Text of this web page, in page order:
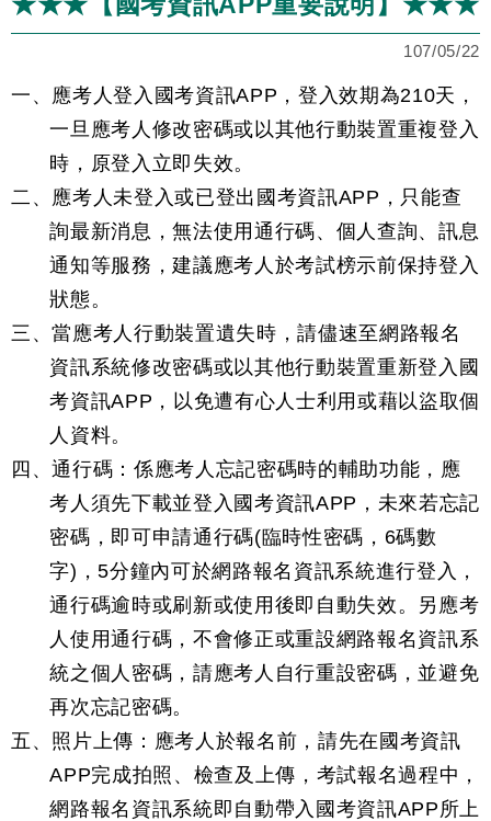
107/05/22
一、應考人登入國考資訊APP，登入效期為210天，
一旦應考人修改密碼或以其他行動裝置重複登入
時，原登入立即失效。
二、應考人未登入或已登出國考資訊APP，只能查
詢最新消息，無法使用通行碼、個人查詢、訊息
通知等服務，建議應考人於考試榜示前保持登入
狀態。
三、當應考人行動裝置遺失時，請儘速至網路報名
資訊系統修改密碼或以其他行動裝置重新登入國
考資訊APP，以免遭有心人士利用或藉以盜取個
人資料。
四、通行碼：係應考人忘記密碼時的輔助功能，應
考人須先下載並登入國考資訊APP，未來若忘記
密碼，即可申請通行碼(臨時性密碼，6碼數
字)，5分鐘內可於網路報名資訊系統進行登入，
通行碼逾時或刷新或使用後即自動失效。另應考
人使用通行碼，不會修正或重設網路報名資訊系
統之個人密碼，請應考人自行重設密碼，並避免
再次忘記密碼。
五、照片上傳：應考人於報名前，請先在國考資訊
APP完成拍照、檢查及上傳，考試報名過程中，
網路報名資訊系統即自動帶入國考資訊APP所上